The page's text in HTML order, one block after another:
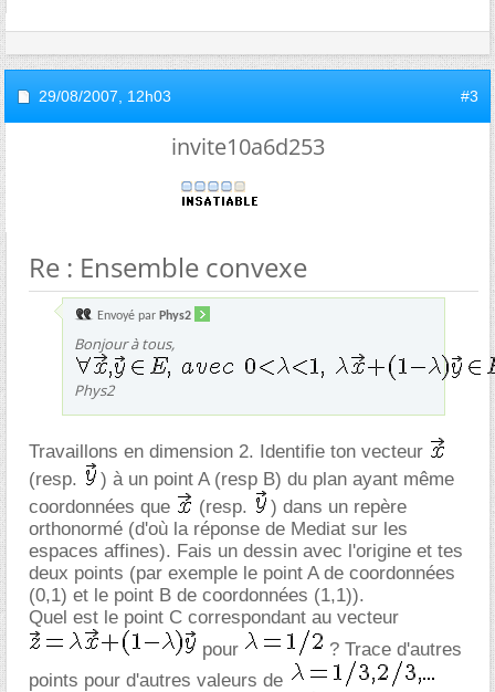
29/08/2007, 12h03 #3
invite10a6d253
Re : Ensemble convexe
Envoyé par Phys2
Bonjour à tous,
Phys2
Travaillons en dimension 2. Identifie ton vecteur
(resp.
) à un point A (resp B) du plan ayant même
coordonnées que
(resp.
) dans un repère
orthonormé (d'où la réponse de Mediat sur les
espaces affines). Fais un dessin avec l'origine et tes
deux points (par exemple le point A de coordonnées
(0,1) et le point B de coordonnées (1,1)).
Quel est le point C correspondant au vecteur
pour
? Trace d'autres
points pour d'autres valeurs de